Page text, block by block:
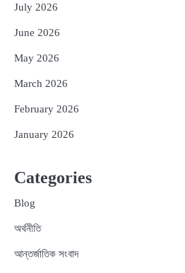
July 2026
June 2026
May 2026
March 2026
February 2026
January 2026
Categories
Blog
অর্থনীতি
আন্তর্জাতিক সংবাদ